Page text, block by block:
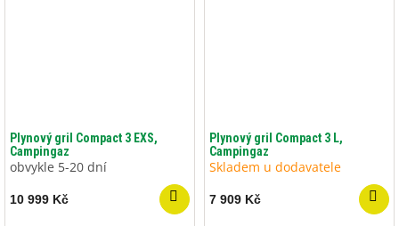
Plynový gril Compact 3 EXS,
Campingaz
obvykle 5-20 dní
10 999 Kč
Plynový gril Compact 3 L,
Campingaz
Skladem u dodavatele
7 909 Kč